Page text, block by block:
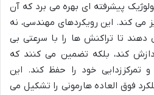
پیشرفته ای بهره می برد که آن
می کند. این رویکردهای مهندسی، نه
دهند تا تراکنش ها را با سرعتی بی
کند، بلکه تضمین می کنند که
تمرکززدایی خود را حفظ کند. این
فوق العاده هارمونی را تشکیل می